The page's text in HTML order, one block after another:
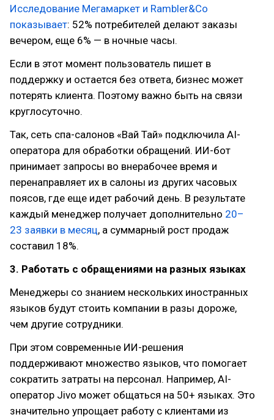
Исследование Мегамаркет и Rambler&Co
показывает: 52% потребителей делают заказы
вечером, еще 6% — в ночные часы.
Если в этот момент пользователь пишет в
поддержку и остается без ответа, бизнес может
потерять клиента. Поэтому важно быть на связи
круглосуточно.
Так, сеть спа-салонов «Вай Тай» подключила AI-
оператора для обработки обращений. ИИ-бот
принимает запросы во внерабочее время и
перенаправляет их в салоны из других часовых
поясов, где еще идет рабочий день. В результате
каждый менеджер получает дополнительно 20–
23 заявки в месяц, а суммарный рост продаж
составил 18%.
3. Работать с обращениями на разных языках
Менеджеры со знанием нескольких иностранных
языков будут стоить компании в разы дороже,
чем другие сотрудники.
При этом современные ИИ-решения
поддерживают множество языков, что помогает
сократить затраты на персонал. Например, AI-
оператор Jivo может общаться на 50+ языках. Это
значительно упрощает работу с клиентами из